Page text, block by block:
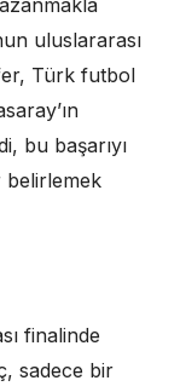
uluslararası
Türk futbol
bu başarıyı
belirlemek
finalinde
sadece bir